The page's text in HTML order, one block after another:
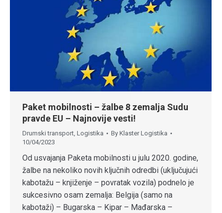
Paket mobilnosti – žalbe 8 zemalja Sudu
pravde EU – Najnovije vesti!
Drumski transport, Logistika By Klaster Logistika
10/04/2023
Od usvajanja Paketa mobilnosti u julu 2020. godine,
žalbe na nekoliko novih ključnih odredbi (uključujući
kabotažu – knjiženje – povratak vozila) podnelo je
sukcesivno osam zemalja: Belgija (samo na
kabotaži) – Bugarska – Kipar – Mađarska –